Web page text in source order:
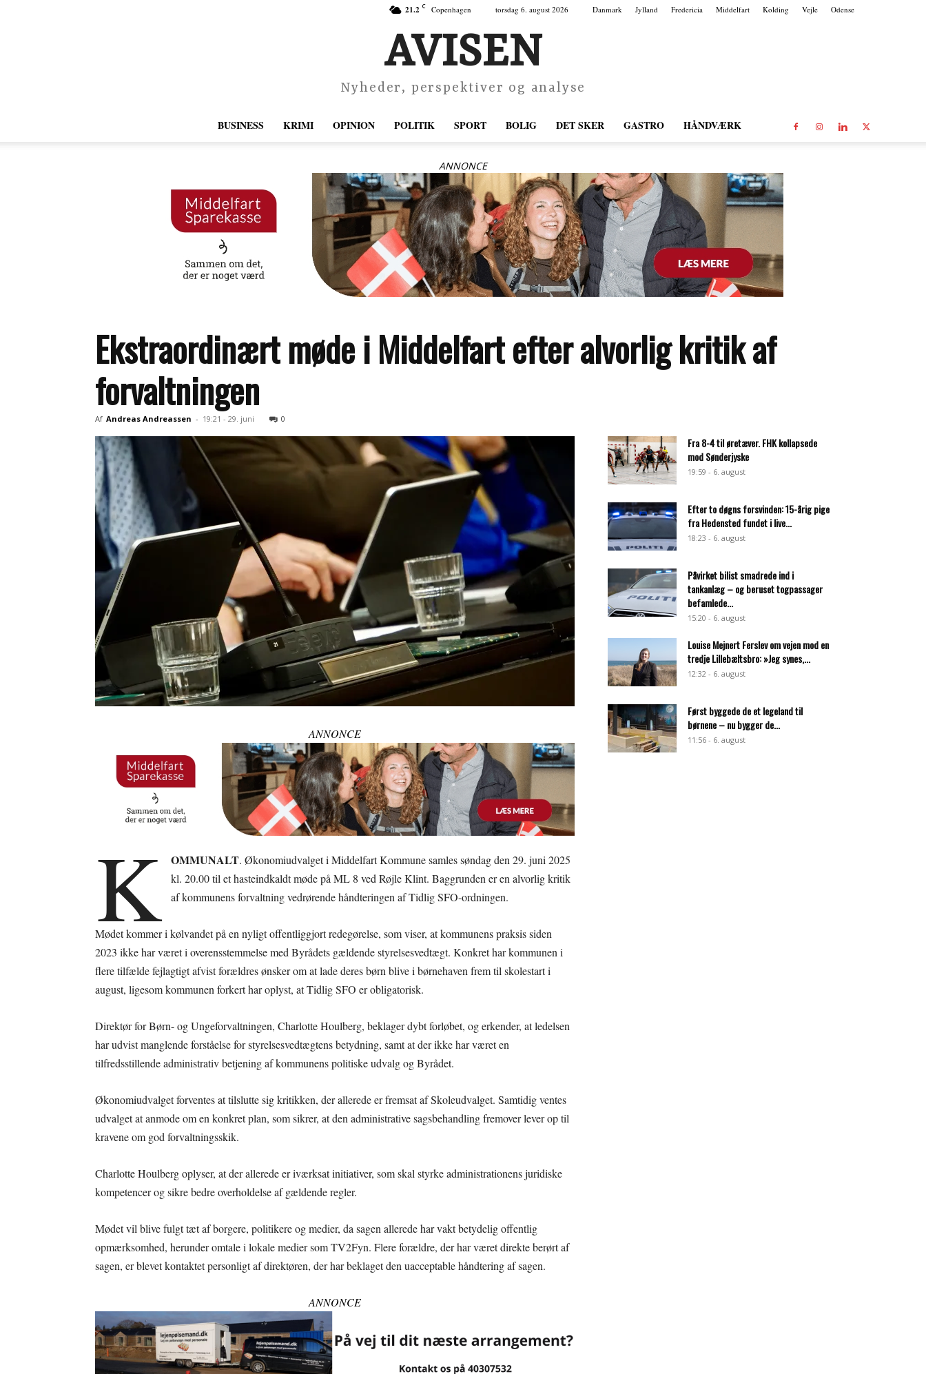
21.2 C Copenhagen torsdag 6. august 2026 Danmark Jylland Fredericia Middelfart Kolding Vejle Odense
AVISEN
Nyheder, perspektiver og analyse
BUSINESS KRIMI OPINION POLITIK SPORT BOLIG DET SKER GASTRO HÅNDVÆRK
ANNONCE
Ekstraordinært møde i Middelfart efter alvorlig kritik af
forvaltningen
Af Andreas Andreassen - 19:21 - 29. juni 0
ANNONCE
K OMMUNALT. Økonomiudvalget i Middelfart Kommune samles søndag den 29. juni 2025
kl. 20.00 til et hasteindkaldt møde på ML 8 ved Røjle Klint. Baggrunden er en alvorlig kritik
af kommunens forvaltning vedrørende håndteringen af Tidlig SFO-ordningen.
Mødet kommer i kølvandet på en nyligt offentliggjort redegørelse, som viser, at kommunens praksis siden
2023 ikke har været i overensstemmelse med Byrådets gældende styrelsesvedtægt. Konkret har kommunen i
flere tilfælde fejlagtigt afvist forældres ønsker om at lade deres børn blive i børnehaven frem til skolestart i
august, ligesom kommunen forkert har oplyst, at Tidlig SFO er obligatorisk.
Direktør for Børn- og Ungeforvaltningen, Charlotte Houlberg, beklager dybt forløbet, og erkender, at ledelsen
har udvist manglende forståelse for styrelsesvedtægtens betydning, samt at der ikke har været en
tilfredsstillende administrativ betjening af kommunens politiske udvalg og Byrådet.
Økonomiudvalget forventes at tilslutte sig kritikken, der allerede er fremsat af Skoleudvalget. Samtidig ventes
udvalget at anmode om en konkret plan, som sikrer, at den administrative sagsbehandling fremover lever op til
kravene om god forvaltningsskik.
Charlotte Houlberg oplyser, at der allerede er iværksat initiativer, som skal styrke administrationens juridiske
kompetencer og sikre bedre overholdelse af gældende regler.
Mødet vil blive fulgt tæt af borgere, politikere og medier, da sagen allerede har vakt betydelig offentlig
opmærksomhed, herunder omtale i lokale medier som TV2Fyn. Flere forældre, der har været direkte berørt af
sagen, er blevet kontaktet personligt af direktøren, der har beklaget den uacceptable håndtering af sagen.
ANNONCE
Fra 8-4 til øretæver. FHK kollapsede
mod Sønderjyske
19:59 - 6. august
Efter to døgns forsvinden: 15-årig pige
fra Hedensted fundet i live...
18:23 - 6. august
Påvirket bilist smadrede ind i
tankanlæg – og beruset togpassager
befamlede...
15:20 - 6. august
Louise Mejnert Ferslev om vejen mod en
tredje Lillebæltsbro: »Jeg synes,...
12:32 - 6. august
Først byggede de et legeland til
børnene – nu bygger de...
11:56 - 6. august